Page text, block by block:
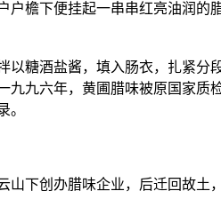
户檐下便挂起一串串红亮油润
糖酒盐酱，填入肠衣，扎紧
九六年，黄圃腊味被原国家
。
下创办腊味企业，后迁回故